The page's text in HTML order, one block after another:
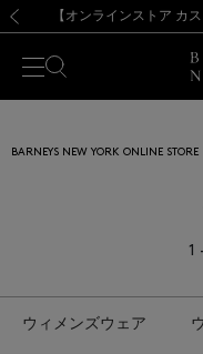
【夏季休業に伴う
熊本県を中心とした地
【開催中】
【夏季休業に伴う
BARNEYS NEW YORK ONLINE STORE
1
ウィメンズウェア